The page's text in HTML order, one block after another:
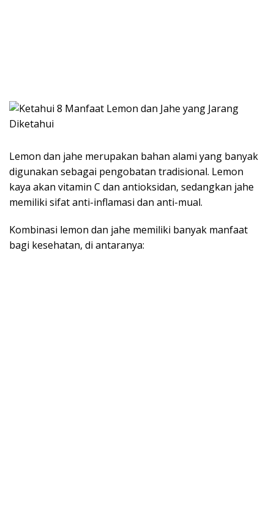
Lemon dan jahe merupakan bahan alami yang banyak
digunakan sebagai pengobatan tradisional. Lemon
kaya akan vitamin C dan antioksidan, sedangkan jahe
memiliki sifat anti-inflamasi dan anti-mual.
Kombinasi lemon dan jahe memiliki banyak manfaat
bagi kesehatan, di antaranya: